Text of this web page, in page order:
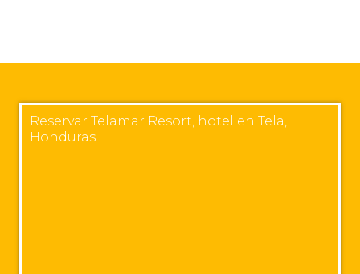
Reservar Telamar Resort, hotel en Tela,
Honduras